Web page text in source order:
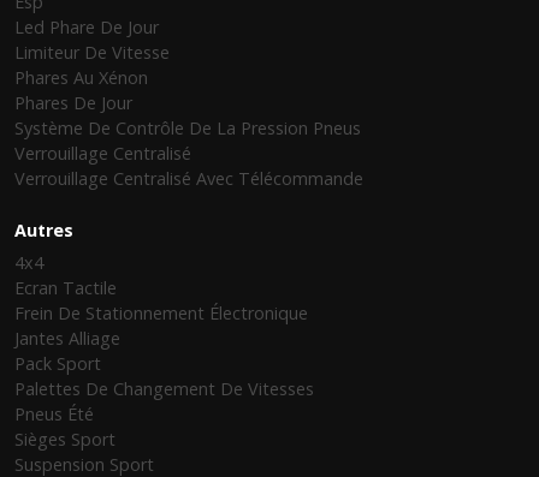
Led Phare De Jour
Limiteur De Vitesse
Phares Au Xénon
Phares De Jour
Système De Contrôle De La Pression Pneus
Verrouillage Centralisé
Verrouillage Centralisé Avec Télécommande
Autres
4x4
Ecran Tactile
Frein De Stationnement Électronique
Jantes Alliage
Pack Sport
Palettes De Changement De Vitesses
Pneus Été
Sièges Sport
Suspension Sport